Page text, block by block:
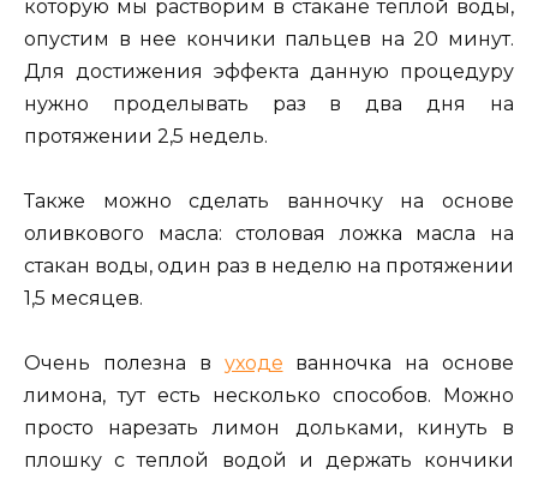
которую мы растворим в стакане теплой воды,
опустим в нее кончики пальцев на 20 минут.
Для достижения эффекта данную процедуру
нужно проделывать раз в два дня на
протяжении 2,5 недель.
Также можно сделать ванночку на основе
оливкового масла: столовая ложка масла на
стакан воды, один раз в неделю на протяжении
1,5 месяцев.
Очень полезна в уходе ванночка на основе
лимона, тут есть несколько способов. Можно
просто нарезать лимон дольками, кинуть в
плошку с теплой водой и держать кончики